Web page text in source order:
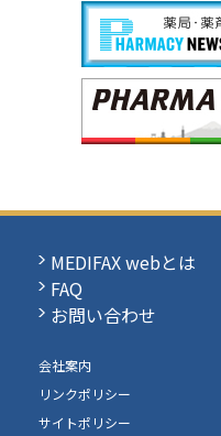
MEDIFAX webとは
FAQ
お問い合わせ
会社案内
リンクポリシー
サイトポリシー